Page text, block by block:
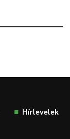
Hírlevelek